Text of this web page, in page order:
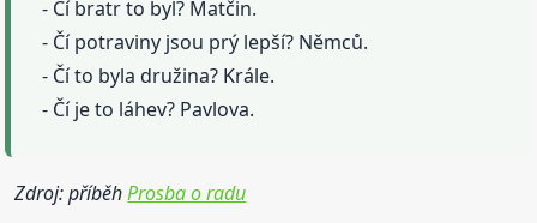
- Čí bratr to byl? Matčin.
- Čí potraviny jsou prý lepší? Němců.
- Čí to byla družina? Krále.
- Čí je to láhev? Pavlova.
Zdroj: příběhProsba o radu